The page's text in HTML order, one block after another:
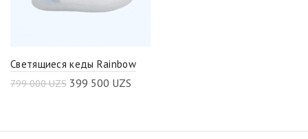
Светящиеся кеды Rainbow
799 000UZS 399 500 UZS